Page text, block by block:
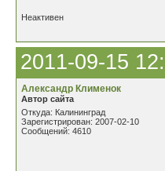
Неактивен
2011-09-15
Александр Клименок
Автор сайта
Откуда: Калининград
Зарегистрирован: 2007-02-10
Сообщений: 4610